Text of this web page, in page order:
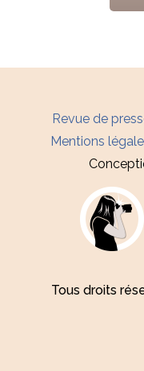
Revue de
Mentions
Tous droits